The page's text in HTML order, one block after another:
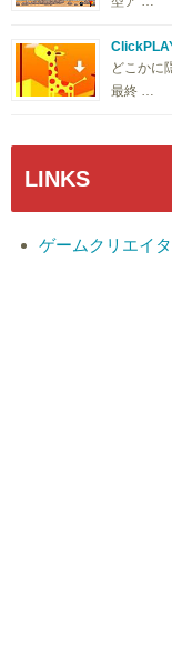
どこかに
最終 …
LINKS
ゲームクリエイ